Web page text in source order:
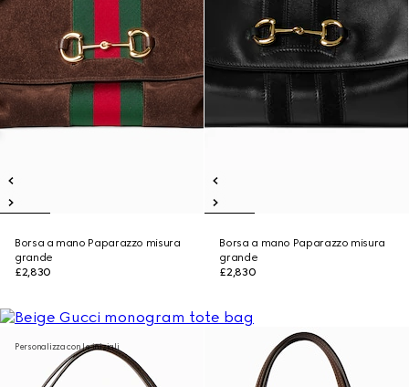
Borsa a mano Paparazzo misura
grande
£2,830
Borsa a mano Paparazzo misura
grande
£2,830
Personalizza con le iniziali